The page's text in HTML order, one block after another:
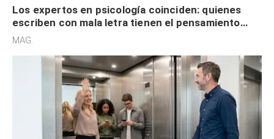
Los expertos en psicología coinciden: quienes
escriben con mala letra tienen el pensamiento
acelerado y no lo hacen por desinterés
MAG.